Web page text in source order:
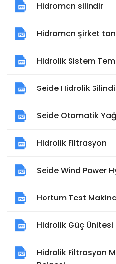
Hidroman silindir
Hidroman şirket
Hidrolik Sistem
Seide Hidrolik
Seide Otomatik
Hidrolik Filtrasyon
Seide Wind Power
Hortum Test
Hidrolik Güç Ünitesi
Hidrolik Filtrasyon